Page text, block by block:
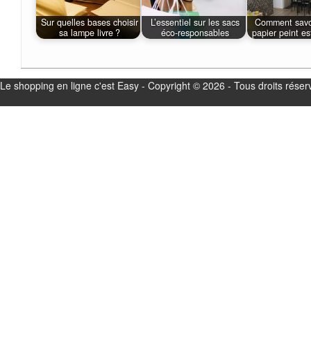
Sur quelles bases choisir
sa lampe livre ?
L’essentiel sur les sacs
éco-responsables
Comment
papier peint
Le shopping en ligne c'est Easy - Copyright © 2026 - Tous droits